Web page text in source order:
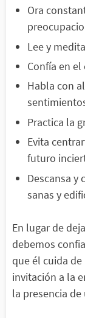
Ora
Lee y
Confía en
Habla con
Practica la
Evita
futuro
Descansa y
sanas y
En lugar de
debemos
que él cuida
invitación a la
la presencia